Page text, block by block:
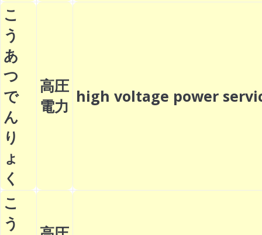
こ
う
あ
つ
で
ん
り
ょ
く
高圧
電力 high voltage power
こ
う